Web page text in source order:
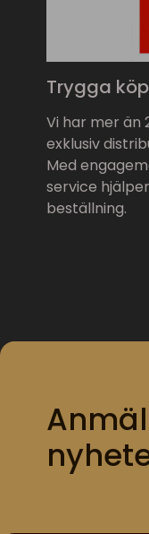
Trygga köp
Vi har mer än
exklusiv
Med
service
beställning.